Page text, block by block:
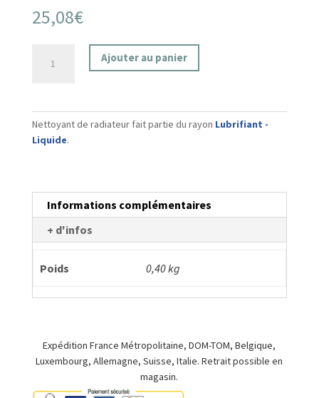
25,08€
radiateur
Ajouter au panier
Nettoyant de radiateur fait partie du rayon Lubrifiant -
Liquide.
Informations complémentaires
+ d'infos
Poids 0,40 kg
Expédition France Métropolitaine, DOM-TOM, Belgique,
Luxembourg, Allemagne, Suisse, Italie. Retrait possible en
magasin.